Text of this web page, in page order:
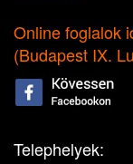
Online foglalok
(Budapest IX.
Telephelyek: